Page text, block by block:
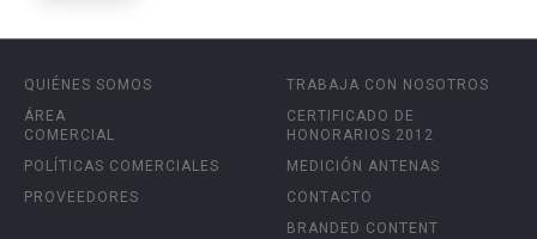
QUIÉNES SOMOS
ÁREA
COMERCIAL
POLÍTICAS COMERCIALES
PROVEEDORES
TRABAJA CON NOSOTROS
CERTIFICADO DE
HONORARIOS 2012
MEDICIÓN ANTENAS
CONTACTO
BRANDED CONTENT